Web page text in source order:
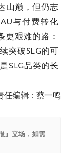
山巅，但仍志
与付费转化
更艰难的路：
突破SLG的可
SLG品类的长
任编辑 : 蔡一鸣
』立场，如需